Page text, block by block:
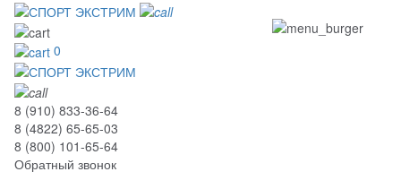
0
8 (910) 833-36-64
8 (4822) 65-65-03
8 (800) 101-65-64
Обратный звонок